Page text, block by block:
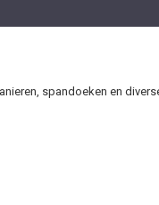
spandoeken en